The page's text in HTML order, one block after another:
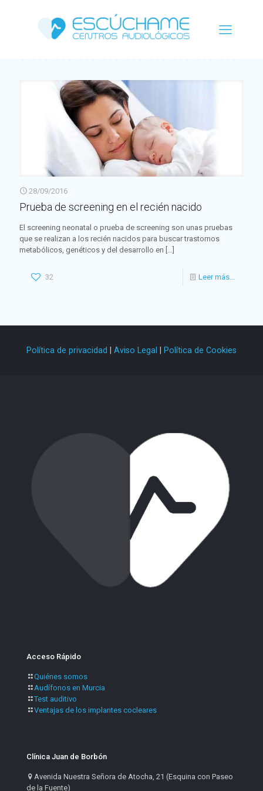
28/09/2016
Prueba de screening en el recién nacido
El screening neonatal o prueba de screening son unas pruebas
que se realizan a los recién nacidos para buscar trastornos
metabólicos, genéticos y del desarrollo en […]
32 Leer más...
Política de privacidad | Aviso Legal | Política de Cookies
Acceso Rápido
Quiénes somos
Audífonos en Murcia
Test auditivo
Ventajas de los implantes cocleares
Clínica Juan de Borbón
Avenida Nuestra Señora de Atocha, 21 (Esquina con Paseo
de la Fuente)